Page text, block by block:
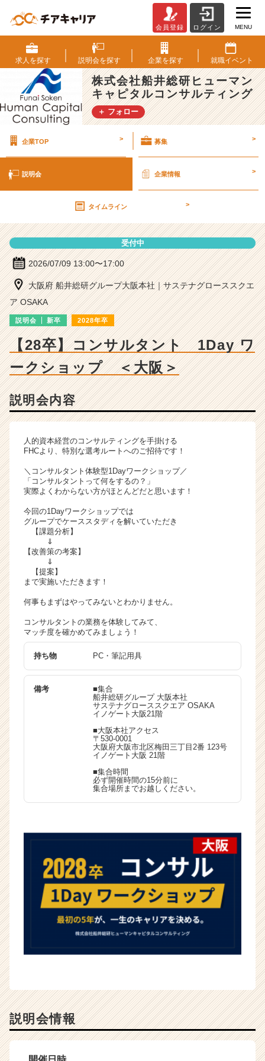
式
会
社
船
井
総
研
ー
キ
ャ
ン
サ
ィ
グ
の
説
ベ
ン
チ
ャ
ー・
長
ス
ウ
ト
が
届
く
活
サ
イ
ト
チ
ア
キ
リ
ア
（C
C
a
r
e
e
会員登録 ログイン MENU
求人を探す 説明会を探す 企業を探す 就職イベント
株式会社船井総研ヒューマン
キャピタルコンサルティング
＋ フォロー
企業TOP > 募集 >
説明会 企業情報 >
タイムライン >
受付中
2026/07/09 13:00〜17:00
大阪府 船井総研グループ大阪本社｜サステナグローススクエ
ア OSAKA
説明会 新卒 2028年卒
【28卒】コンサルタント 1Day ワ
ークショップ ＜大阪＞
説明会内容
人的資本経営のコンサルティングを手掛ける
FHCより、特別な選考ルートへのご招待です！
＼コンサルタント体験型1Dayワークショップ／
「コンサルタントって何をするの？」
実際よくわからない方がほとんどだと思います！
今回の1Dayワークショップでは
グループでケーススタディを解いていただき
【課題分析】
⇓
【改善策の考案】
⇓
【提案】
まで実施いただきます！
何事もまずはやってみないとわかりません。
コンサルタントの業務を体験してみて、
マッチ度を確かめてみましょう！
持ち物 PC・筆記用具
備考
■集合
船井総研グループ 大阪本社
サステナグローススクエア OSAKA
イノゲート大阪21階
■大阪本社アクセス
〒530-0001
大阪府大阪市北区梅田三丁目2番 123号
イノゲート大阪 21階
■集合時間
必ず開催時間の15分前に
集合場所までお越しください。
説明会情報